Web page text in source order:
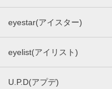
eyestar(アイスター)
eyelist(アイリスト)
U.P.D(アプデ)